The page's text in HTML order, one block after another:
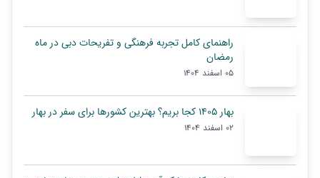
راهنمای کامل تجربه فرهنگی و تفریحات دبی در ماه
رمضان
05 اسفند 1404
بهار ۱۴۰۵ کجا بریم؟ بهترین کشورها برای سفر در بهار
02 اسفند 1404